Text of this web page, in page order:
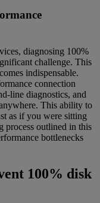
diagnosing 100%
challenge. This
indispensable.
connection
line diagnostics, and
This ability to
as if you were sitting
process outlined in this
bottlenecks
100% disk